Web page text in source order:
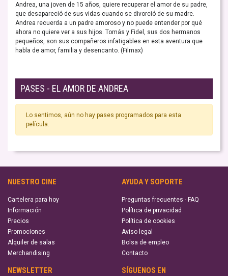
Andrea, una joven de 15 años, quiere recuperar el amor de su padre,
que desapareció de sus vidas cuando se divorció de su madre.
Andrea recuerda a un padre amoroso y no puede entender por qué
ahora no quiere ver a sus hijos. Tomás y Fidel, sus dos hermanos
pequeños, son sus compañeros infatigables en esta aventura que
habla de amor, familia y desencanto. (Filmax)
PASES - EL AMOR DE ANDREA
Lo sentimos, aún no hay pases programados para esta
película.
NUESTRO CINE
Cartelera para hoy
Información
Precios
Promociones
Alquiler de salas
Merchandising
AYUDA Y SOPORTE
Preguntas frecuentes - FAQ
Política de privacidad
Política de cookies
Aviso legal
Bolsa de empleo
Contacto
NEWSLETTER SÍGUENOS EN